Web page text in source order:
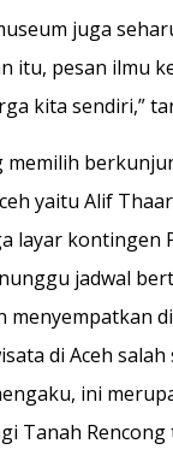
juga
itu, pesan ilmu
kita sendiri,”
memilih
yaitu Alif
layar kontingen
jadwal
menyempatkan
di Aceh
ini
Tanah Rencong